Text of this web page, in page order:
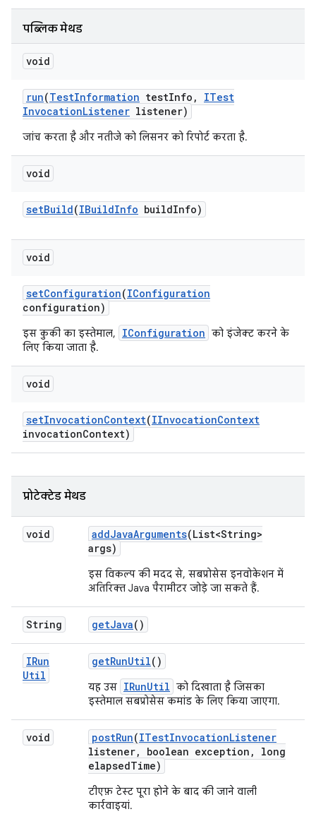
पब्लिक मेथड
void
run(TestInformation testInfo ,
ITest
InvocationListener listener)
जांच करता है और नतीजे को लिसनर को रिपोर्ट करता है.
void
setBuild(IBuildInfo buildInfo)
void
setConfiguration(IConfiguration
configuration)
इस कुकी का इस्तेमाल, IConfiguration को इंजेक्ट करने के
लिए किया जाता है.
void
setInvocationContext(IInvocationContext
invocationContext)
प्रोटेक्टेड मेथड
void addJavaArguments(List<String>
args)
इस विकल्प की मदद से, सबप्रोसेस इनवोकेशन में
अतिरिक्त Java पैरामीटर जोड़े जा सकते हैं.
String getJava()
IRun
Util
getRunUtil()
यह उस IRunUtil को दिखाता है जिसका
इस्तेमाल सबप्रोसेस कमांड के लिए किया जाएगा.
void postRun(ITestInvocationListener
listener, boolean exception ,
long
elapsedTime)
टीएफ़ टेस्ट पूरा होने के बाद की जाने वाली
कार्रवाइयां.